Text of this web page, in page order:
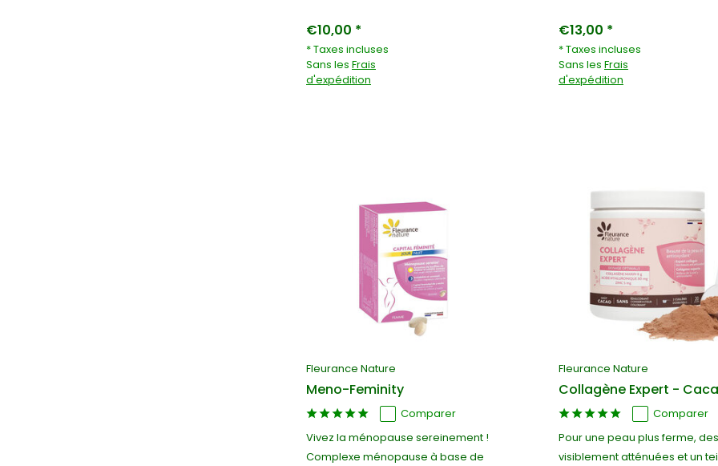
€10,00 *
* Taxes incluses
Sans les Frais
d'expédition
€13,00 *
* Taxes incluses
Sans les Frais
d'expédition
Fleurance Nature
Meno-Feminity
Comparer
Vivez la ménopause sereinement !
Complexe ménopause à base de
Fleurance Nature
Collagène Expert -
Comparer
Pour une peau plus ferme,
visiblement atténuées et un